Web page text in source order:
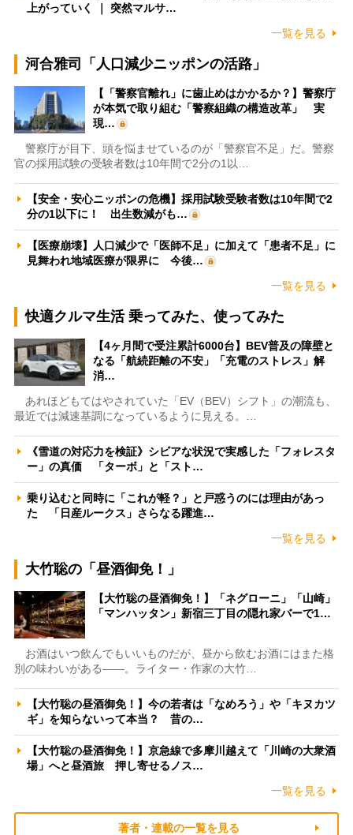
上がっていく ｜ 突然マルサ…
一覧を見る
河合雅司「人口減少ニッポンの活路」
【「警察官離れ」に歯止めはかかるか？】警察庁
が本気で取り組む「警察組織の構造改革」 実
現…
警察庁が目下、頭を悩ませているのが「警察官不足」だ。警察
官の採用試験の受験者数は10年間で2分の1以…
【安全・安心ニッポンの危機】採用試験受験者数は10年間で2
分の1以下に！ 出生数減がも…
【医療崩壊】人口減少で「医師不足」に加えて「患者不足」に
見舞われ地域医療が限界に 今後…
一覧を見る
快適クルマ生活 乗ってみた、使ってみた
【4ヶ月間で受注累計6000台】BEV普及の障壁と
なる「航続距離の不安」「充電のストレス」解
消…
あれほどもてはやされていた「EV（BEV）シフト」の潮流も、
最近では減速基調になっているように見える。…
《雪道の対応力を検証》シビアな状況で実感した「フォレスタ
ー」の真価 「ターボ」と「スト…
乗り込むと同時に「これが軽？」と戸惑うのには理由があっ
た 「日産ルークス」さらなる躍進…
一覧を見る
大竹聡の「昼酒御免！」
【大竹聡の昼酒御免！】「ネグローニ」「山崎」
「マンハッタン」新宿三丁目の隠れ家バーで1…
お酒はいつ飲んでもいいものだが、昼から飲むお酒にはまた格
別の味わいがある――。ライター・作家の大竹…
【大竹聡の昼酒御免！】今の若者は「なめろう」や「キヌカツ
ギ」を知らないって本当？ 昔の…
【大竹聡の昼酒御免！】京急線で多摩川越えて「川崎の大衆酒
場」へと昼酒旅 押し寄せるノス…
一覧を見る
著者・連載の一覧を見る